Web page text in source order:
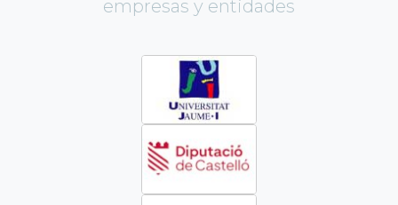
empresas y entidades